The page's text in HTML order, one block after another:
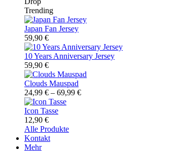
Trending
Japan Fan Jersey
59,90 €
10 Years Anniversary Jersey
59,90 €
Clouds Mauspad
24,99 € – 69,99 €
Icon Tasse
12,90 €
Alle Produkte
Kontakt
Mehr